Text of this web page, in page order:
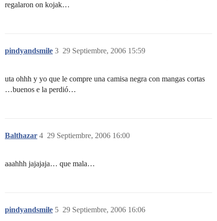
regalaron on kojak…
pindyandsmile 29 Septiembre, 2006 15:59
3
uta ohhh y yo que le compre una camisa negra con mangas cortas
…buenos e la perdió…
Balthazar 29 Septiembre, 2006 16:00
4
aaahhh jajajaja… que mala…
pindyandsmile 29 Septiembre, 2006 16:06
5